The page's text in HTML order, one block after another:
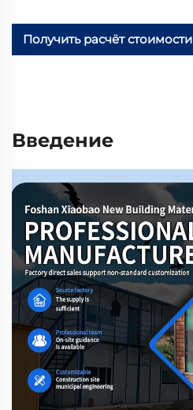
Получить расчёт стоимости
Введение